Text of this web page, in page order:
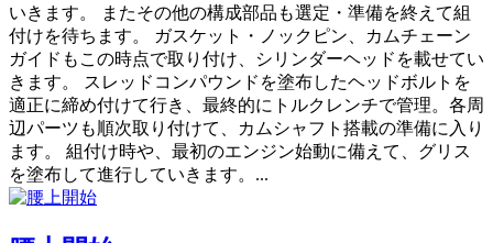
いきます。 またその他の構成部品も選定・準備を終えて組
付けを待ちます。 ガスケット・ノックピン、カムチェーン
ガイドもこの時点で取り付け、シリンダーヘッドを載せてい
きます。 スレッドコンパウンドを塗布したヘッドボルトを
適正に締め付けて行き、最終的にトルクレンチで管理。各周
辺パーツも順次取り付けて、カムシャフト搭載の準備に入り
ます。 組付け時や、最初のエンジン始動に備えて、グリス
を塗布して進行していきます。...